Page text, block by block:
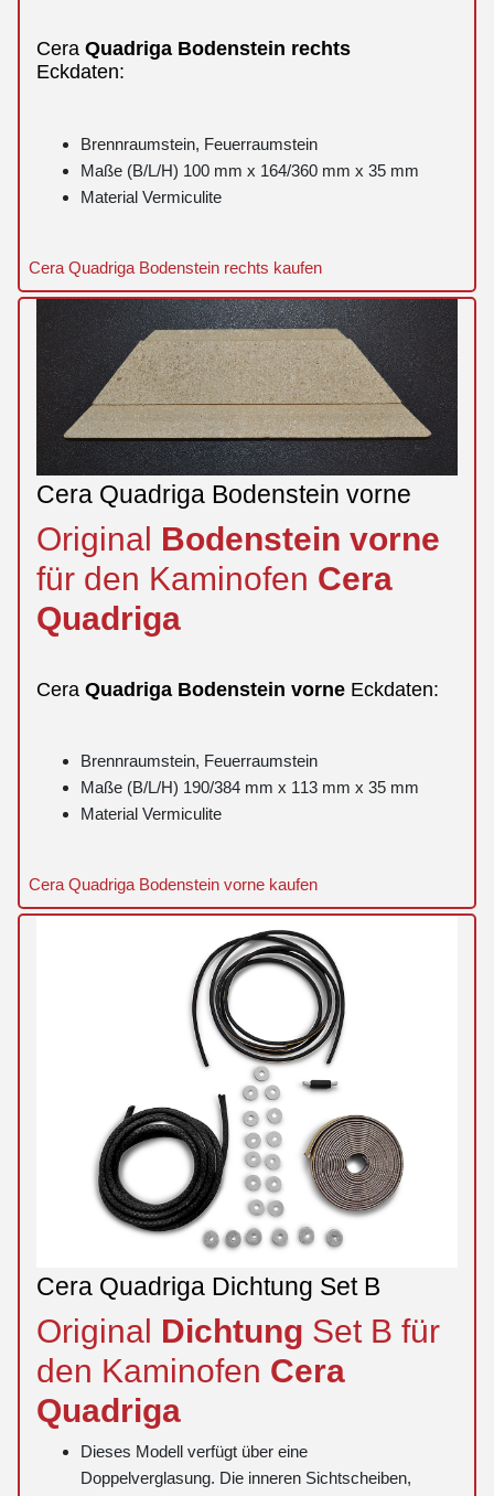
Cera Quadriga Bodenstein rechts
Eckdaten:
Brennraumstein, Feuerraumstein
Maße (B/L/H) 100 mm x 164/360 mm x 35 mm
Material Vermiculite
Cera Quadriga Bodenstein rechts kaufen
Cera Quadriga Bodenstein vorne
Original Bodenstein vorne
für den Kaminofen Cera
Quadriga
Cera Quadriga Bodenstein vorne Eckdaten:
Brennraumstein, Feuerraumstein
Maße (B/L/H) 190/384 mm x 113 mm x 35 mm
Material Vermiculite
Cera Quadriga Bodenstein vorne kaufen
Cera Quadriga Dichtung Set B
Original Dichtung Set B für
den Kaminofen Cera
Quadriga
Dieses Modell verfügt über eine
Doppelverglasung. Die inneren Sichtscheiben,